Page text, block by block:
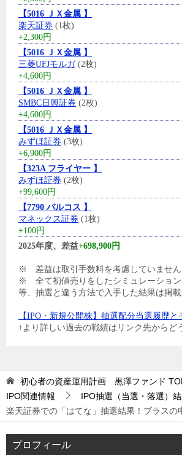
【5016 ＪＸ金属 】
楽天証券 (1枚)
+2,300円
【5016 ＪＸ金属 】
三菱UFJモルガ(2枚)
+4,600円
【5016 ＪＸ金属 】
SMBC日興証券 (2枚)
+4,600円
【5016 ＪＸ金属 】
みずほ証券 (3枚)
+6,900円
【323A フライヤー 】
みずほ証券 (2枚)
+99,600円
【7790 バルコス 】
マネックス証券 (1枚)
+100円
2025年度、差益+698,900円
※ 差益は取引手数料を考慮していません
※ 全て初値売りをしたシミュレーション
等、抽選と違う方法で入手した結果は掲載
【IPO・新規公開株】抽選配分当選履歴と
↑より詳しい過去の戦績はリンク先からど
初心者の資産運用計画 黒澤ファンド
IPO関連情報
IPO抽選（当選・落選）
楽天証券での「はてな」抽選結果！ブラスの
プロフィール